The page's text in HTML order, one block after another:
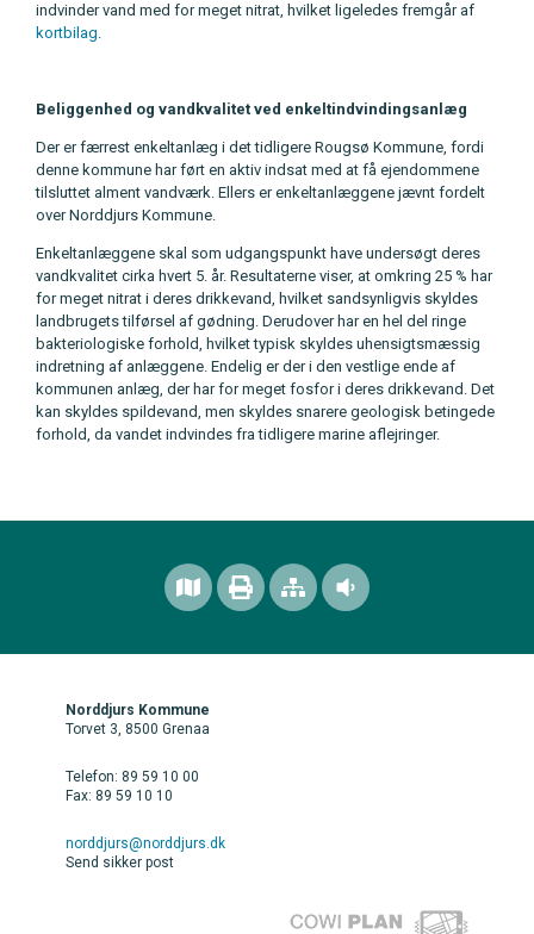
indvinder vand med for meget nitrat, hvilket ligeledes fremgår af
kortbilag.
Beliggenhed og vandkvalitet ved enkeltindvindingsanlæg
Der er færrest enkeltanlæg i det tidligere Rougsø Kommune, fordi
denne kommune har ført en aktiv indsat med at få ejendommene
tilsluttet alment vandværk. Ellers er enkeltanlæggene jævnt fordelt
over Norddjurs Kommune.
Enkeltanlæggene skal som udgangspunkt have undersøgt deres
vandkvalitet cirka hvert 5. år. Resultaterne viser, at omkring 25 % har
for meget nitrat i deres drikkevand, hvilket sandsynligvis skyldes
landbrugets tilførsel af gødning. Derudover har en hel del ringe
bakteriologiske forhold, hvilket typisk skyldes uhensigtsmæssig
indretning af anlæggene. Endelig er der i den vestlige ende af
kommunen anlæg, der har for meget fosfor i deres drikkevand. Det
kan skyldes spildevand, men skyldes snarere geologisk betingede
forhold, da vandet indvindes fra tidligere marine aflejringer.
Norddjurs Kommune
Torvet 3, 8500 Grenaa
Telefon: 89 59 10 00
Fax: 89 59 10 10
norddjurs@norddjurs.dk
Send sikker post